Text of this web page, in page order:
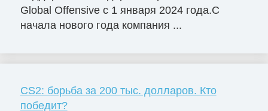
Global Offensive с 1 января 2024 года.С
начала нового года компания ...
CS2: борьба за 200 тыс. долларов. Кто
победит?